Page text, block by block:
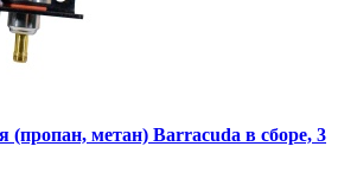
(пропан, метан) Barracuda в сборе, 3